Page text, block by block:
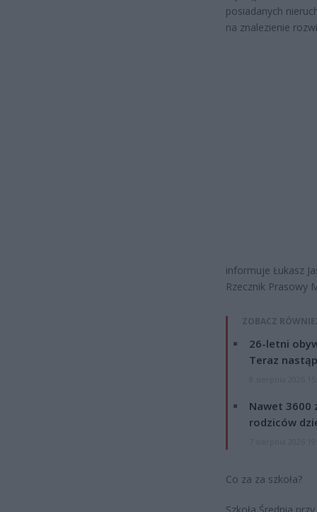
posiadanych
na znalezienie
informuje Łukasz
Rzecznik Prasowy
ZOBACZ
26-letni
Teraz
Nawet 3600
rodziców
Co za za szkoła?